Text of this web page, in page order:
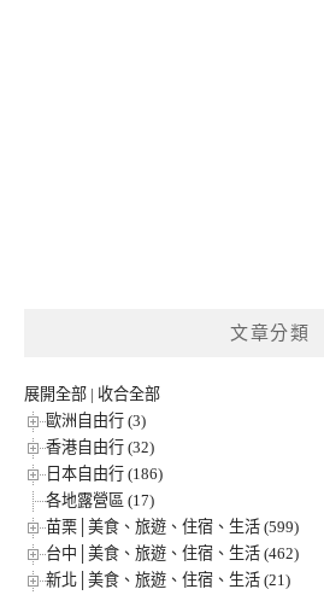
文章分類
展開全部 | 收合全部
歐洲自由行 (3)
香港自由行 (32)
日本自由行 (186)
各地露營區 (17)
苗栗│美食、旅遊、住宿、生活 (599)
台中│美食、旅遊、住宿、生活 (462)
新北│美食、旅遊、住宿、生活 (21)